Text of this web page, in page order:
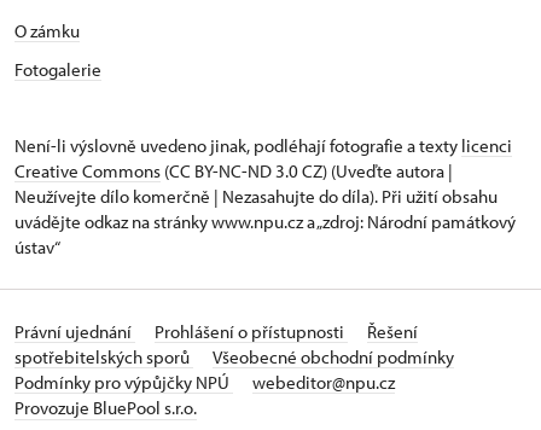
O zámku
Fotogalerie
Není-li výslovně uvedeno jinak, podléhají fotografie a texty licenci
Creative Commons (CC BY-NC-ND 3.0 CZ) (Uveďte autora |
Neužívejte dílo komerčně | Nezasahujte do díla). Při užití obsahu
uvádějte odkaz na stránky www.npu.cz a „zdroj: Národní památkový
ústav“
Právní ujednání Prohlášení o přístupnosti
Řešení
spotřebitelských sporů
Všeobecné obchodní podmínky
Podmínky pro výpůjčky NPÚ
webeditor@npu.cz
Provozuje BluePool s.r.o.